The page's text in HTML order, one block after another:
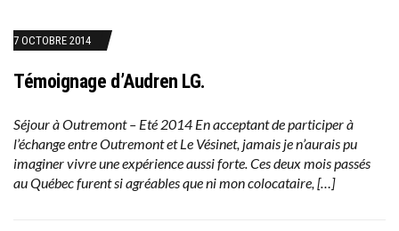
7 OCTOBRE 2014
Témoignage d’Audren LG.
Séjour à Outremont – Eté 2014 En acceptant de participer à
l’échange entre Outremont et Le Vésinet, jamais je n’aurais pu
imaginer vivre une expérience aussi forte. Ces deux mois passés
au Québec furent si agréables que ni mon colocataire, […]